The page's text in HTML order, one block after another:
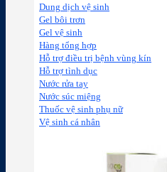
Dung dịch vệ sinh
Gel bôi trơn
Gel vệ sinh
Hàng tổng hợp
Hỗ trợ điều trị bệnh vùng kín
Hỗ trợ tình dục
Nước rửa tay
Nước súc miệng
Thuốc vệ sinh phụ nữ
Vệ sinh cá nhân